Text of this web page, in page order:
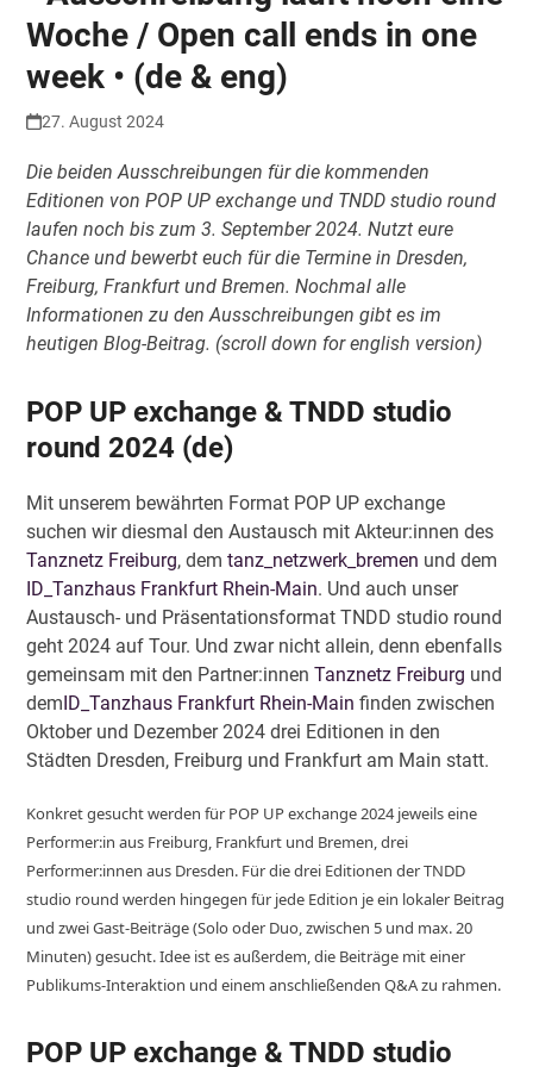
Woche / Open call ends in one
week • (de & eng)
27. August 2024
Die beiden Ausschreibungen für die kommenden
Editionen von POP UP exchange und TNDD studio round
laufen noch bis zum 3. September 2024. Nutzt eure
Chance und bewerbt euch für die Termine in Dresden,
Freiburg, Frankfurt und Bremen. Nochmal alle
Informationen zu den Ausschreibungen gibt es im
heutigen Blog-Beitrag. (scroll down for english version)
POP UP exchange & TNDD studio
round 2024 (de)
Mit unserem bewährten Format POP UP exchange
suchen wir diesmal den Austausch mit Akteur:innen des
Tanznetz Freiburg, demtanz_netzwerk_bremen und dem
ID_Tanzhaus Frankfurt Rhein-Main. Und auch unser
Austausch- und Präsentationsformat TNDD studio round
geht 2024 auf Tour. Und zwar nicht allein, denn ebenfalls
gemeinsam mit den Partner:innenTanznetz Freiburg und
demID_Tanzhaus Frankfurt Rhein-Main finden zwischen
Oktober und Dezember 2024 drei Editionen in den
Städten Dresden, Freiburg und Frankfurt am Main statt.
Konkret gesucht werden für POP UP exchange 2024 jeweils eine
Performer:in aus Freiburg, Frankfurt und Bremen, drei
Performer:innen aus Dresden. Für die drei Editionen der TNDD
studio round werden hingegen für jede Edition je ein lokaler Beitrag
und zwei Gast-Beiträge (Solo oder Duo, zwischen 5 und max. 20
Minuten) gesucht. Idee ist es außerdem, die Beiträge mit einer
Publikums-Interaktion und einem anschließenden Q&A zu rahmen.
POP UP exchange & TNDD studio